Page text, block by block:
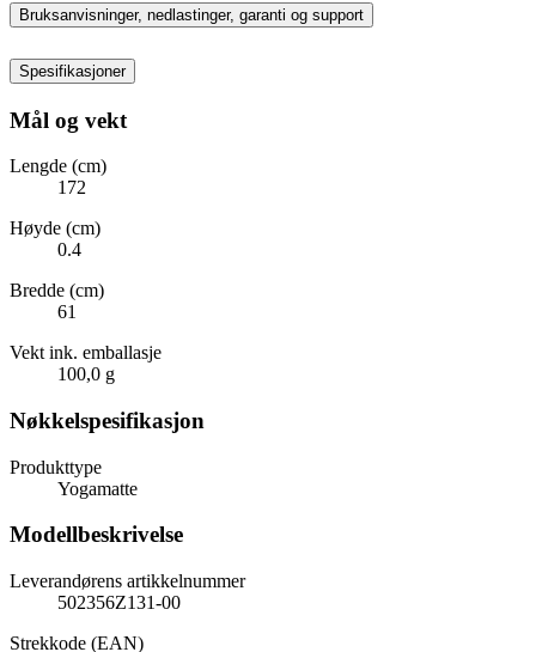
Bruksanvisninger, nedlastinger, garanti og support
Spesifikasjoner
Mål og vekt
Lengde (cm)
172
Høyde (cm)
0.4
Bredde (cm)
61
Vekt ink. emballasje
100,0 g
Nøkkelspesifikasjon
Produkttype
Yogamatte
Modellbeskrivelse
Leverandørens artikkelnummer
502356Z131-00
Strekkode (EAN)